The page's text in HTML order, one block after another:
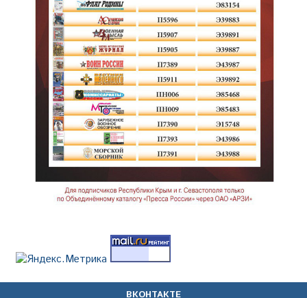
ВКОНТАКТЕ